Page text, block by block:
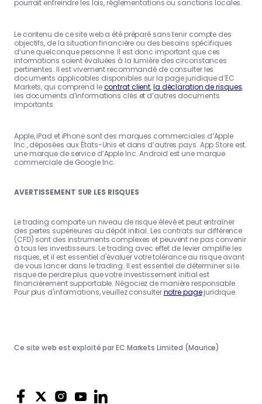
pourrait enfreindre les lois, réglementations ou sanctions locales.
Le contenu de ce site web a été préparé sans tenir compte des
objectifs, de la situation financière ou des besoins spécifiques
d’une quelconque personne. Il est donc important que ces
informations soient évaluées à la lumière des circonstances
pertinentes. Il est vivement recommandé de consulter les
documents applicables disponibles sur la page juridique d’EC
Markets, qui comprend lecontrat client,la déclaration de risques,
les documents d’informations clés et d’autres documents
importants.
Apple, iPad et iPhone sont des marques commerciales d’Apple
Inc., déposées aux États-Unis et dans d’autres pays. App Store est
une marque de service d’Apple Inc. Android est une marque
commerciale de Google Inc.
AVERTISSEMENT SUR LES RISQUES
Le trading comporte un niveau de risque élevé et peut entraîner
des pertes supérieures au dépôt initial. Les contrats sur différence
(CFD) sont des instruments complexes et peuvent ne pas convenir
à tous les investisseurs. Le trading avec effet de levier amplifie les
risques, et il est essentiel d'évaluer votre tolérance au risque avant
de vous lancer dans le trading. Il est essentiel de déterminer si le
risque de perdre plus que votre investissement initial est
financièrement supportable. Négociez de manière responsable.
Pour plus d'informations, veuillez consulternotre pagejuridique.
Ce site web est exploité par EC Markets Limited (Maurice)